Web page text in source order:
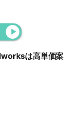
は高単価案